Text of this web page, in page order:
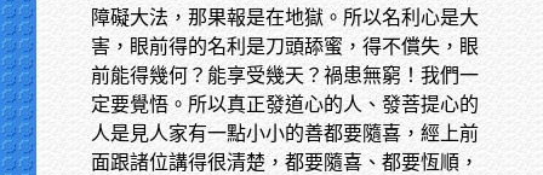
障礙大法，那果報是在地獄。所以名利心是大
害，眼前得的名利是刀頭舔蜜，得不償失，眼
前能得幾何？能享受幾天？禍患無窮！我們一
定要覺悟。所以真正發道心的人、發菩提心的
人是見人家有一點小小的善都要隨喜，經上前
面跟諸位講得很清楚，都要隨喜、都要恆順，